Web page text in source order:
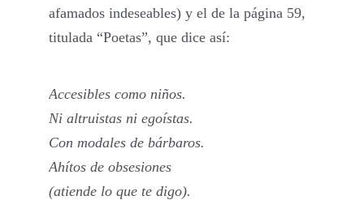
afamados indeseables) y el de la página 59,
titulada “Poetas”, que dice así:
Accesibles como niños.
Ni altruistas ni egoístas.
Con modales de bárbaros.
Ahítos de obsesiones
(atiende lo que te digo).